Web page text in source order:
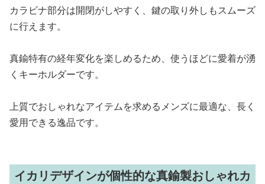
カラビナ部分は開閉がしやすく、鍵の取り外しもスムーズ
に行えます。
真鍮特有の経年変化を楽しめるため、使うほどに愛着が湧
くキーホルダーです。
上質でおしゃれなアイテムを求めるメンズに最適な、長く
愛用できる逸品です。
イカリデザインが個性的な真鍮製おしゃれカ